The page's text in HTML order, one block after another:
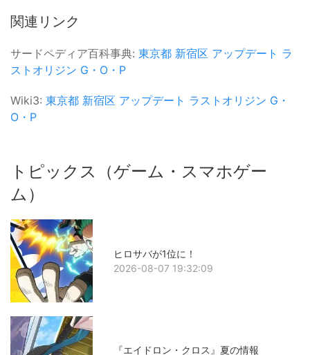
関連リンク
サードペディア百科事典: 東京都 新宿区 アップデート ラ
ストオリジン G・O・P
Wiki3: 東京都 新宿区 アップデート ラストオリジン G・
O・P
トピックス（ゲーム・スマホゲー
ム）
ヒロサバが1位に！
2026-08-07 19:32:09
『エイドロン・クロス』夏の情報